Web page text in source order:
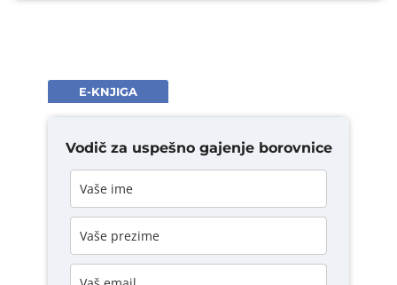
E-KNJIGA
Vodič za uspešno gajenje borovnice